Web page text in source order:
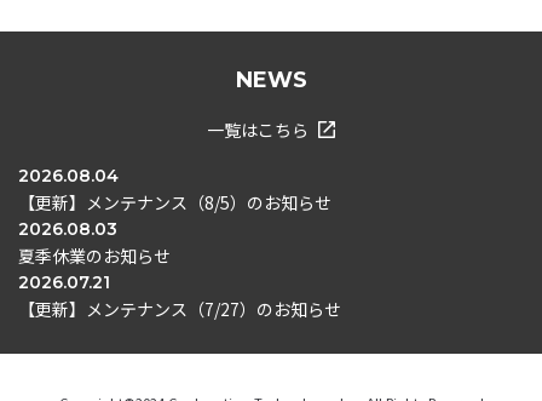
NEWS
一覧はこちら
2026.08.04
【更新】メンテナンス（8/5）のお知らせ
2026.08.03
夏季休業のお知らせ
2026.07.21
【更新】メンテナンス（7/27）のお知らせ